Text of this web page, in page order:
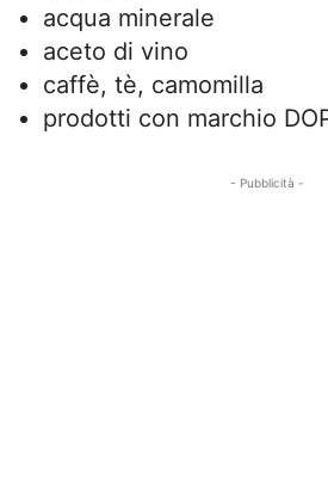
acqua minerale
aceto di vino
caffè, tè, camomilla
prodotti con marchio
- Pubblicità -